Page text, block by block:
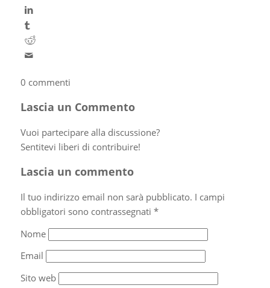
0 commenti
Lascia un Commento
Vuoi partecipare alla discussione?
Sentitevi liberi di contribuire!
Lascia un commento
Il tuo indirizzo email non sarà pubblicato. I campi
obbligatori sono contrassegnati *
Nome
Email
Sito web